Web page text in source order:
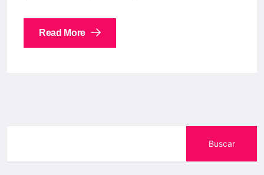
Read More
Buscar